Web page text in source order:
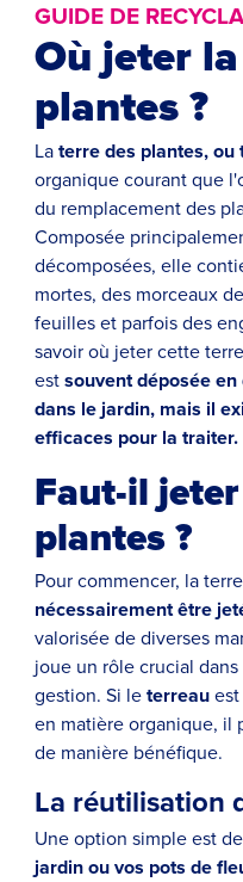
GUIDE DE
Où jeter
plantes ?
La terre des plantes, ou
organique courant que
du remplacement des
Composée
décomposées, elle
mortes, des morceaux
feuilles et parfois des
savoir où jeter cette
est souvent déposée
dans le jardin, mais il
efficaces pour la traiter.
Faut-il
plantes ?
Pour commencer, la
nécessairement être
valorisée de diverses
joue un rôle crucial
gestion. Si le terreau
en matière organique, il
de manière bénéfique.
La réutilisation
Une option simple est de
jardin ou vos pots de